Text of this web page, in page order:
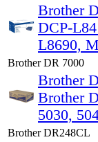
Brother
DCP-
L8690,
Brother DR 7000
Brother
Brother
5030,
Brother DR248CL